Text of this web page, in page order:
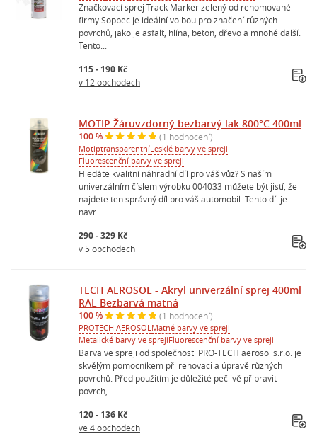
Značkovací sprej Track Marker zelený od renomované
firmy Soppec je ideální volbou pro značení různých
povrchů, jako je asfalt, hlína, beton, dřevo a mnohé další.
Tento...
115 - 190 Kč
v 12 obchodech
MOTIP Žáruvzdorný bezbarvý lak 800°C 400ml
100 % (1 hodnocení)
MotiptransparentníLesklé barvy ve spreji
Fluorescenční barvy ve spreji
Hledáte kvalitní náhradní díl pro váš vůz? S naším
univerzálním číslem výrobku 004033 můžete být jistí, že
najdete ten správný díl pro váš automobil. Tento díl je
navr...
290 - 329 Kč
v 5 obchodech
TECH AEROSOL - Akryl univerzální sprej 400ml
RAL Bezbarvá matná
100 % (1 hodnocení)
PROTECH AEROSOL Matné barvy ve spreji
Metalické barvy ve sprejiFluorescenční barvy ve spreji
Barva ve spreji od společnosti PRO-TECH aerosol s.r.o. je
skvělým pomocníkem při renovaci a úpravě různých
povrchů. Před použitím je důležité pečlivě připravit
povrch,...
120 - 136 Kč
ve 4 obchodech